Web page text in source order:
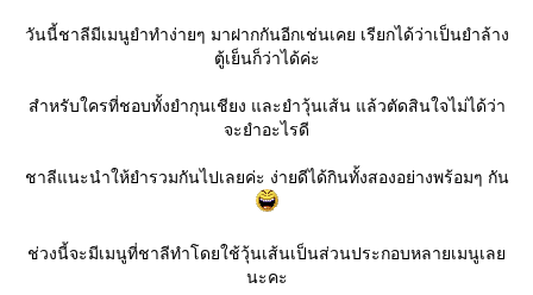
วันนี้ชาลีมีเมนูยำทำง่ายๆ มาฝากกันอีกเช่นเคย เรียกได้ว่าเป็นยำล้าง
ตู้เย็นก็ว่าได้ค่ะ
สำหรับใครที่ชอบทั้งยำกุนเชียง และยำวุ้นเส้น แล้วตัดสินใจไม่ได้ว่า
จะยำอะไรดี
ชาลีแนะนำให้ยำรวมกันไปเลยค่ะ ง่ายดีได้กินทั้งสองอย่างพร้อมๆ กัน
ช่วงนี้จะมีเมนูที่ชาลีทำโดยใช้วุ้นเส้นเป็นส่วนประกอบหลายเมนูเล
นะคะ